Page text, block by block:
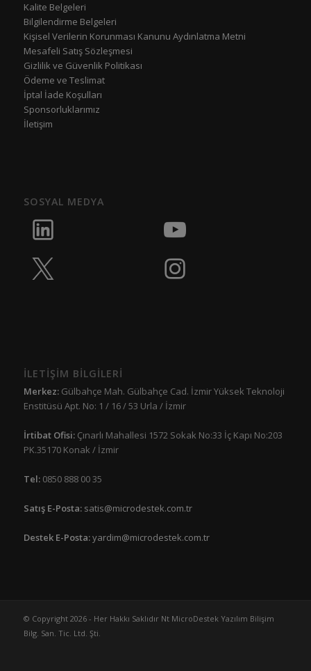
Kalite Belgeleri
Bilgilendirme Belgeleri
Kişisel Verilerin Korunması Kanunu Aydınlatma Metni
Mesafeli Satış Sözleşmesi
Gizlilik ve Güvenlik Politikası
Ödeme ve Teslimat
İptal İade Koşulları
Sponsorluklarımız
İletişim
SOSYAL MEDYA
İLETİŞİM BİLGİLERİ
Merkez:Gülbahçe Mah. Gülbahçe Cad. İzmir Yüksek Teknoloji
Enstitüsü Apt. No: 1 / 16 / 53 Urla / İzmir
İrtibat Ofisi: Çınarlı Mahallesi 1572 Sokak No:33 İç Kapı No:203
PK.35170 Konak / İzmir
Tel:0850 888 00 35
Satış E-Posta: satis@microdestek.com.tr
Destek E-Posta:yardim@microdestek.com.tr
© Copyright 2026 - Her Hakkı Saklıdır Nt MicroDestek Yazılım Bilişim
Bilg. San. Tic. Ltd. Şti.